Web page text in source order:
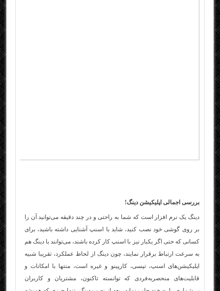
بررسی اجمالی اپلیکیشن دینگ!
دینگ یک نرم افزار است که شما به راحتی و در چند دقیقه می‌توانید آن را
بر روی گوشی خود نصب کنید، شاید با اسنپ آشنایی داشته باشید، برای
کسانی که حتی اگر یکبار نیز با اسنپ کار کرده باشند، می‌توانند با دینگ هم
به سرعت ارتباط برقرار نمایند، چون دینگ از لحاظ عملکرد، تقریبا شبیه
اپلیکیشن‌های اسنپ، تپسی، کارپینو و غیره است، منتها با امکانات و
قابلیت‌های منحصر‌به‌فردی که توانسته تاکنون، مشتریان و کاربران